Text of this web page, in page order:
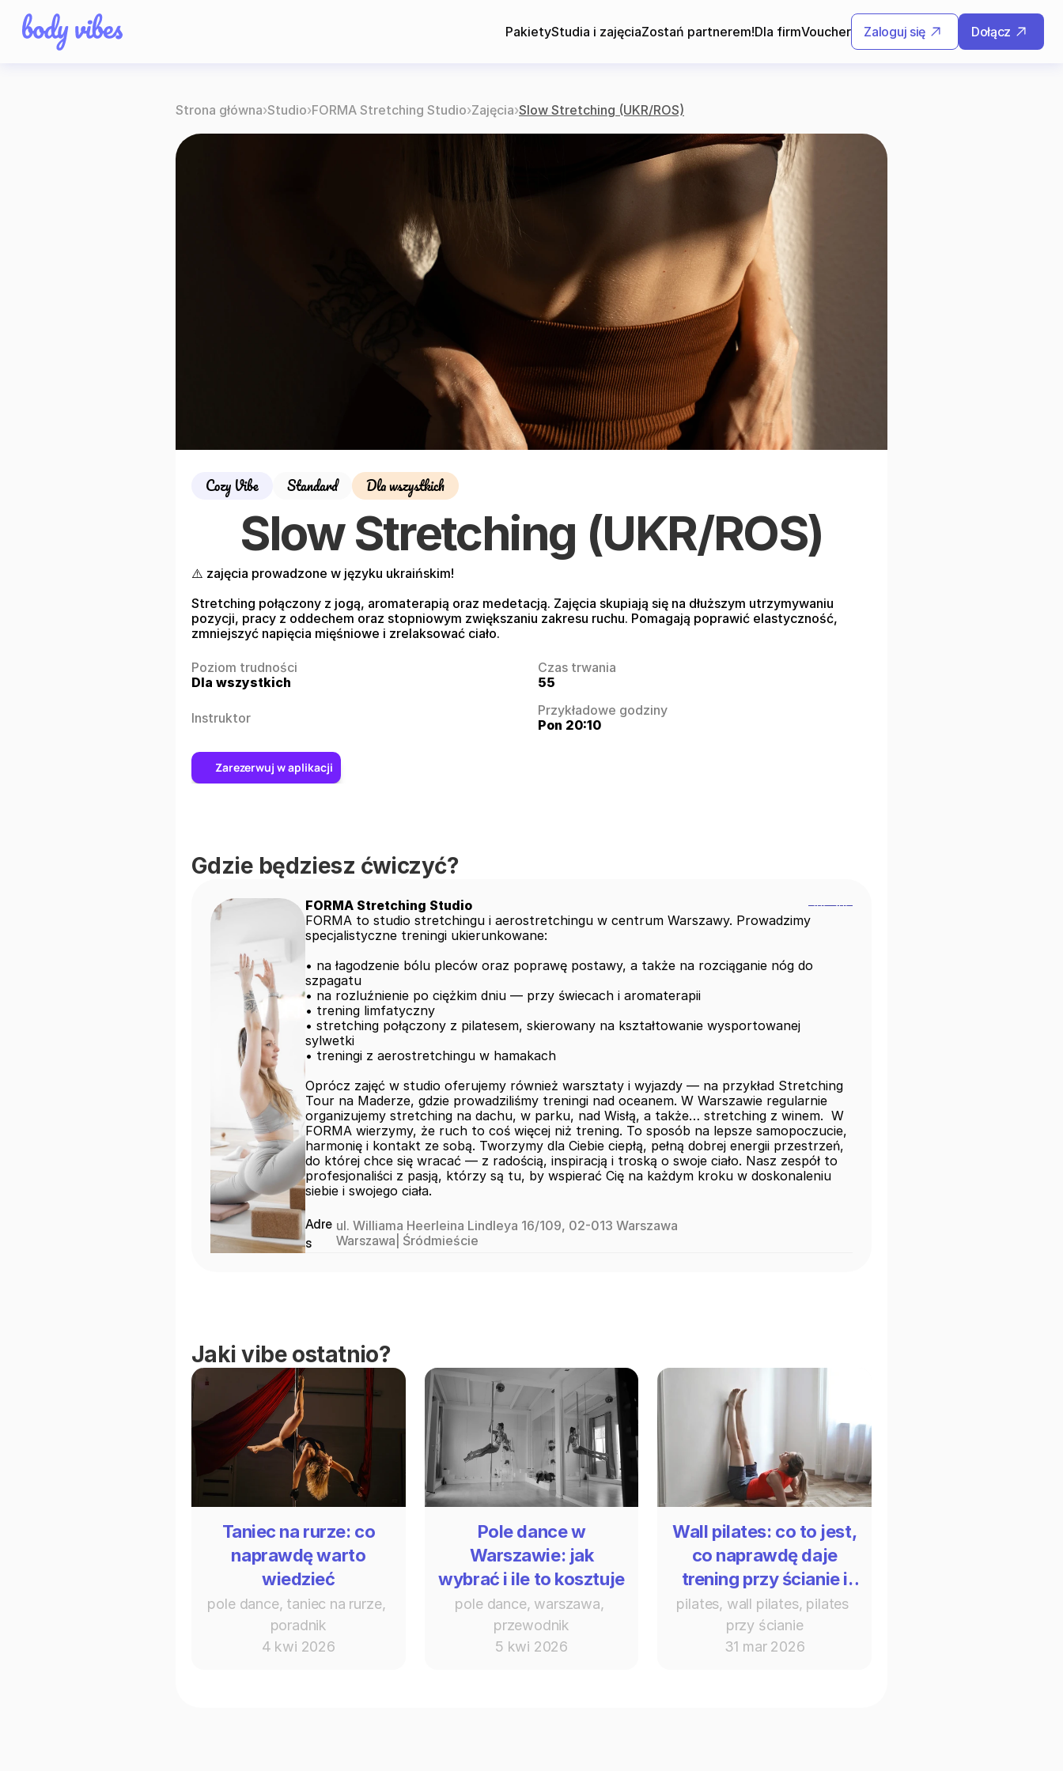
PakietyStudia i zajęciaZostań partnerem!Dla firmVoucher Zaloguj się Dołącz
Strona główna›Studio›FORMA Stretching Studio›Zajęcia›Slow Stretching (UKR/ROS)
Cozy Vibe Standard Dla wszystkich
Slow Stretching (UKR/ROS)
⚠️ zajęcia prowadzone w języku ukraińskim!
Stretching połączony z jogą, aromaterapią oraz medetacją. Zajęcia skupiają się na dłuższym utrzymywaniu
pozycji, pracy z oddechem oraz stopniowym zwiększaniu zakresu ruchu. Pomagają poprawić elastyczność,
zmniejszyć napięcia mięśniowe i zrelaksować ciało.
Poziom trudności
Dla wszystkich
Czas trwania
55
Instruktor
Przykładowe godziny
Pon 20:10
Zarezerwuj w aplikacji
Gdzie będziesz ćwiczyć?
FORMA Stretching Studio
FORMA to studio stretchingu i aerostretchingu w centrum Warszawy. Prowadzimy
specjalistyczne treningi ukierunkowane:
• na łagodzenie bólu pleców oraz poprawę postawy, a także na rozciąganie nóg do
szpagatu
• na rozluźnienie po ciężkim dniu — przy świecach i aromaterapii
• trening limfatyczny
• stretching połączony z pilatesem, skierowany na kształtowanie wysportowanej
sylwetki
• treningi z aerostretchingu w hamakach
Oprócz zajęć w studio oferujemy również warsztaty i wyjazdy — na przykład Stretching
Tour na Maderze, gdzie prowadziliśmy treningi nad oceanem. W Warszawie regularnie
organizujemy stretching na dachu, w parku, nad Wisłą, a także… stretching z winem.  W
FORMA wierzymy, że ruch to coś więcej niż trening. To sposób na lepsze samopoczucie,
harmonię i kontakt ze sobą. Tworzymy dla Ciebie ciepłą, pełną dobrej energii przestrzeń,
do której chce się wracać — z radością, inspiracją i troską o swoje ciało. Nasz zespół to
profesjonaliści z pasją, którzy są tu, by wspierać Cię na każdym kroku w doskonaleniu
siebie i swojego ciała.
Adre
s
ul. Williama Heerleina Lindleya 16/109, 02-013 Warszawa
Warszawa Śródmieście
Jaki vibe ostatnio?
Taniec na rurze: co
naprawdę warto
wiedzieć
pole dance, taniec na rurze,
poradnik
4 kwi 2026
Pole dance w
Warszawie: jak
wybrać i ile to kosztuje
pole dance, warszawa,
przewodnik
5 kwi 2026
Wall pilates: co to jest,
co naprawdę daje
trening przy ścianie i
kiedy przestaje
wystarczać
pilates, wall pilates, pilates
przy ścianie
31 mar 2026